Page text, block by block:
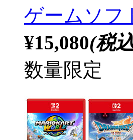
ゲームソフ
¥15,080(税
数量限定